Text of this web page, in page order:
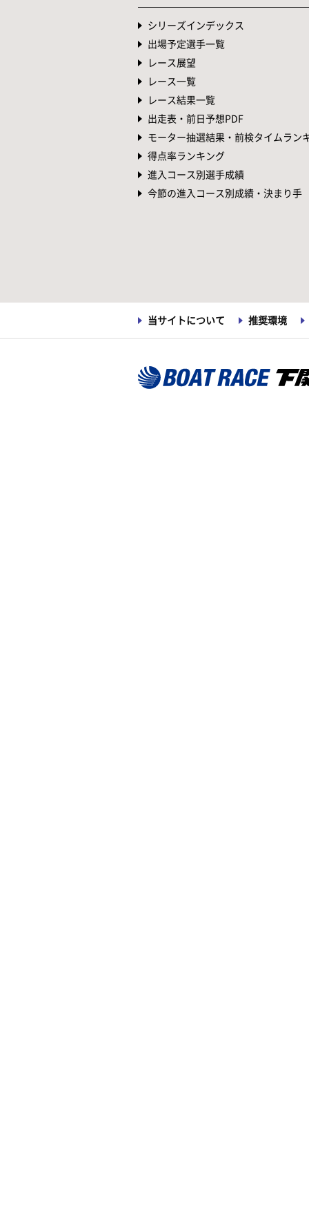
シリーズインデックス
出場予定選手一覧
レース展望
レース一覧
レース結果一覧
出走表・前日予想PDF
モーター抽選結果・前検タイムラン
得点率ランキング
進入コース別選手成績
今節の進入コース別成績・決まり手
当サイトについて 推奨環境